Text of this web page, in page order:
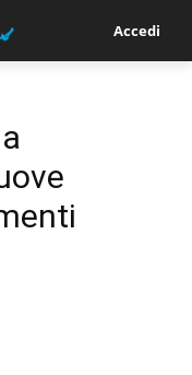
Accedi